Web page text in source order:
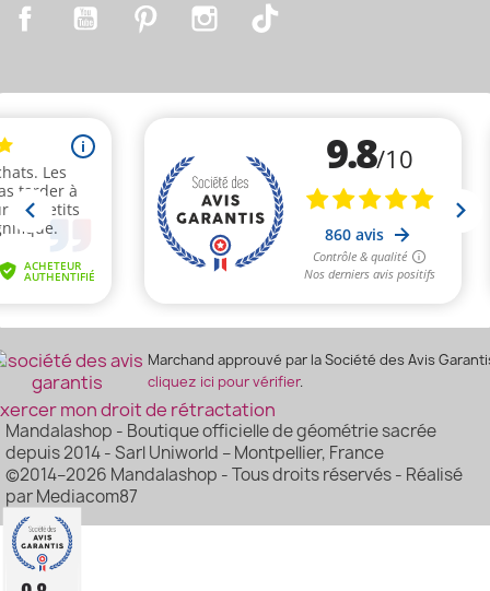
Facebook YouTube Pinterest Instagram
Marchand approuvé par la Société des Avis
cliquez ici pour vérifier.
mon droit de rétractation
Mandalashop - Boutique officielle de géométrie sacrée
depuis 2014 - Sarl Uniworld – Montpellier, France
©2014–2026 Mandalashop - Tous droits réservés - Réalisé
par Mediacom87